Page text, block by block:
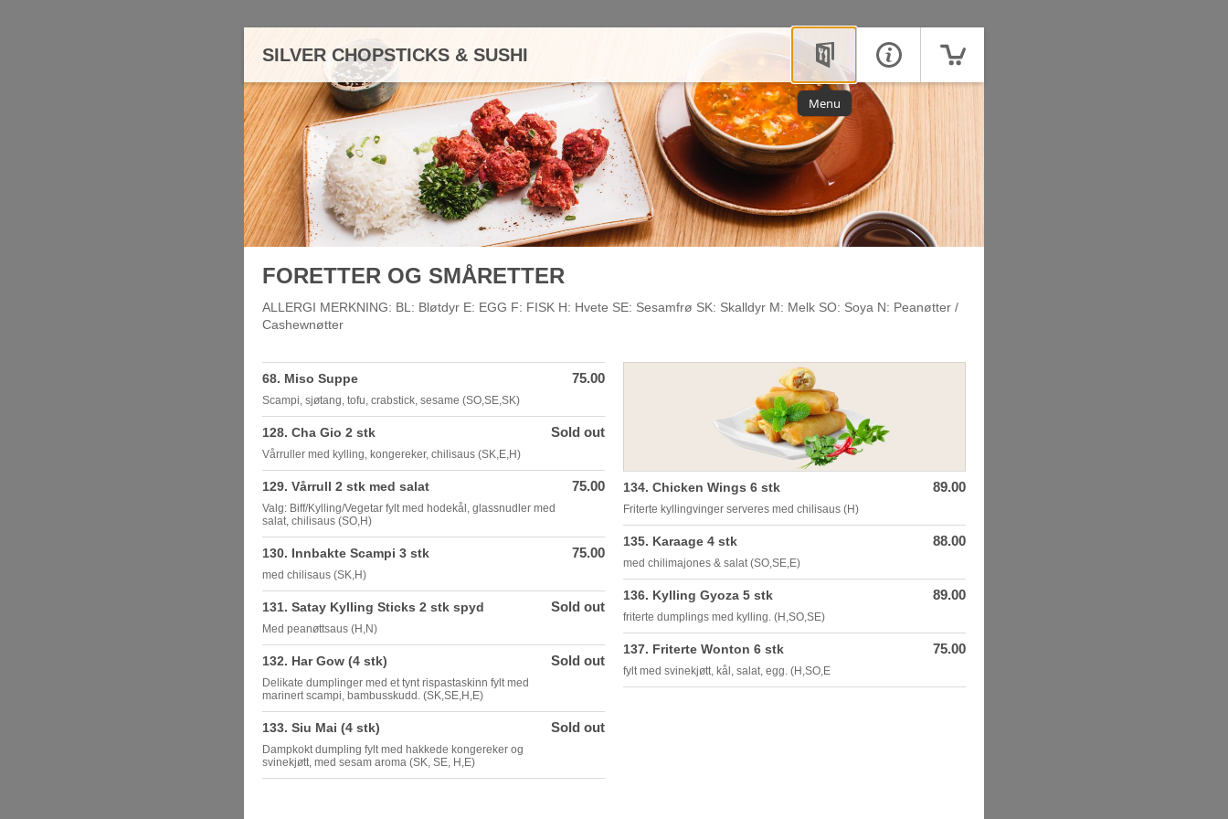
SILVER CHOPSTICKS & SUSHI
Menu
FORETTER OG SMÅRETTER
ALLERGI MERKNING: BL: Bløtdyr E: EGG F: FISK H: Hvete SE: Sesamfrø SK: Skalldyr M: Melk SO: Soya N: Peanøtter /
Cashewnøtter
68. Miso Suppe
Scampi, sjøtang, tofu, crabstick, sesame (SO,SE,SK)
75.00
128. Cha Gio 2 stk
Vårruller med kylling, kongereker, chilisaus (SK,E,H)
Sold out
129. Vårrull 2 stk med salat
Valg: Biff/Kylling/Vegetar fylt med hodekål, glassnudler med
salat, chilisaus (SO,H)
75.00
130. Innbakte Scampi 3 stk
med chilisaus (SK,H)
75.00
131. Satay Kylling Sticks 2 stk spyd
Med peanøttsaus (H,N)
Sold out
132. Har Gow (4 stk)
Delikate dumplinger med et tynt rispastaskinn fylt med
marinert scampi, bambusskudd. (SK,SE,H,E)
Sold out
133. Siu Mai (4 stk)
Dampkokt dumpling fylt med hakkede kongereker og
svinekjøtt, med sesam aroma (SK, SE, H,E)
Sold out
134. Chicken Wings 6 stk
Friterte kyllingvinger serveres med chilisaus (H)
89.00
135. Karaage 4 stk
med chilimajones & salat (SO,SE,E)
88.00
136. Kylling Gyoza 5 stk
friterte dumplings med kylling. (H,SO,SE)
89.00
137. Friterte Wonton 6 stk
fylt med svinekjøtt, kål, salat, egg. (H,SO,E
75.00